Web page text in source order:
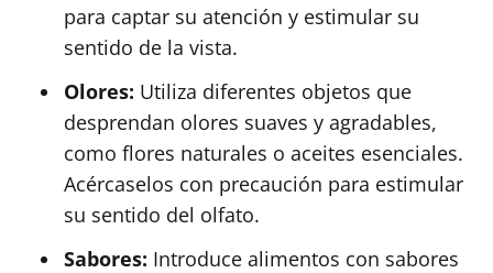
para captar su atención y estimular su
sentido de la vista.
Olores: Utiliza diferentes objetos que
desprendan olores suaves y agradables,
como flores naturales o aceites esenciales.
Acércaselos con precaución para estimular
su sentido del olfato.
Sabores: Introduce alimentos con sabores